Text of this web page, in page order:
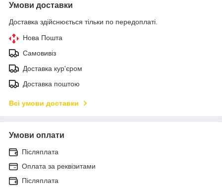
Умови доставки
Доставка здійснюється тільки по передоплаті.
Нова Пошта
Самовивіз
Доставка кур'єром
Доставка поштою
Всі умови доставки
Умови оплати
Післяплата
Оплата за реквізитами
Післяплата